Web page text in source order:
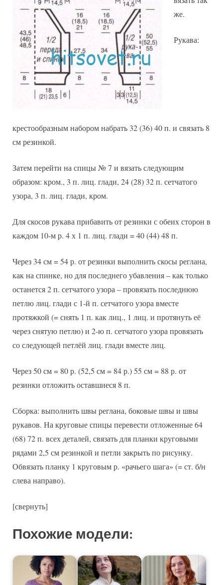
же.
Рукава:
крестообразным набором набрать 32 (36) 40 п. и связать 8
см резинкой.
Затем перейти на спицы № 7 и вязать следующим
образом: кром., 3 п. лиц. глади, 24 (28) 32 п. сетчатого
узора, 3 п. лиц. глади, кром.
Для скосов рукава прибавить от резинки с обеих сторон в
каждом 10-м р. 4 х 1 п. лиц. глади = 40 (44) 48 п.
Через 34 см = 54 р. от резинки выполнить скосы реглана,
как на спинке, но для последнего убавления – как только
останется 2 п. сетчатого узора – провязать последнюю
петлю лиц. глади с 1-й п. сетчатого узора вместе
протяжкой (= снять 1 п. как лиц., 1 лиц. и протянуть её
через снятую петлю) и 2-ю п. сетчатого узора провязать
со следующей петлёй лиц. глади вместе лиц.
Через 50 см = 80 р. (52,5 см = 84 р.) 55 см = 88 р. от
резинки отложить оставшиеся 8 п.
Сборка: выполнить швы реглана, боковые швы и швы
рукавов. На круговые спицы перевести отложенные 64
(68) 72 п. всех деталей, связать для планки круговыми
рядами 2,5 см резинкой и петли закрыть по рисунку.
Обвязать планку 1 круговым р. «рачьего шага» (= ст. б/н
слева направо).
[свернуть]
Похожие модели: